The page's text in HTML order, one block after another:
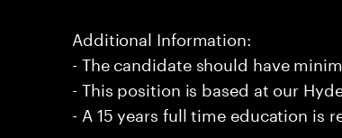
Additional Information:
- The candidate should have
- This position is based at our
- A 15 years full time education is